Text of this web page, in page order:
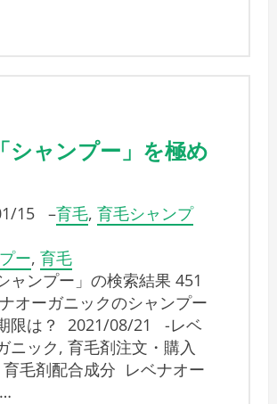
シャンプー」を極め
15 –育毛, 育毛シャンプ
ー, 育毛
ャンプー」の検索結果 451
オーガニックのシャンプー
限は？ 2021/08/21 -レベ
ニック, 育毛剤注文・購入
毛剤配合成分 レベナオー